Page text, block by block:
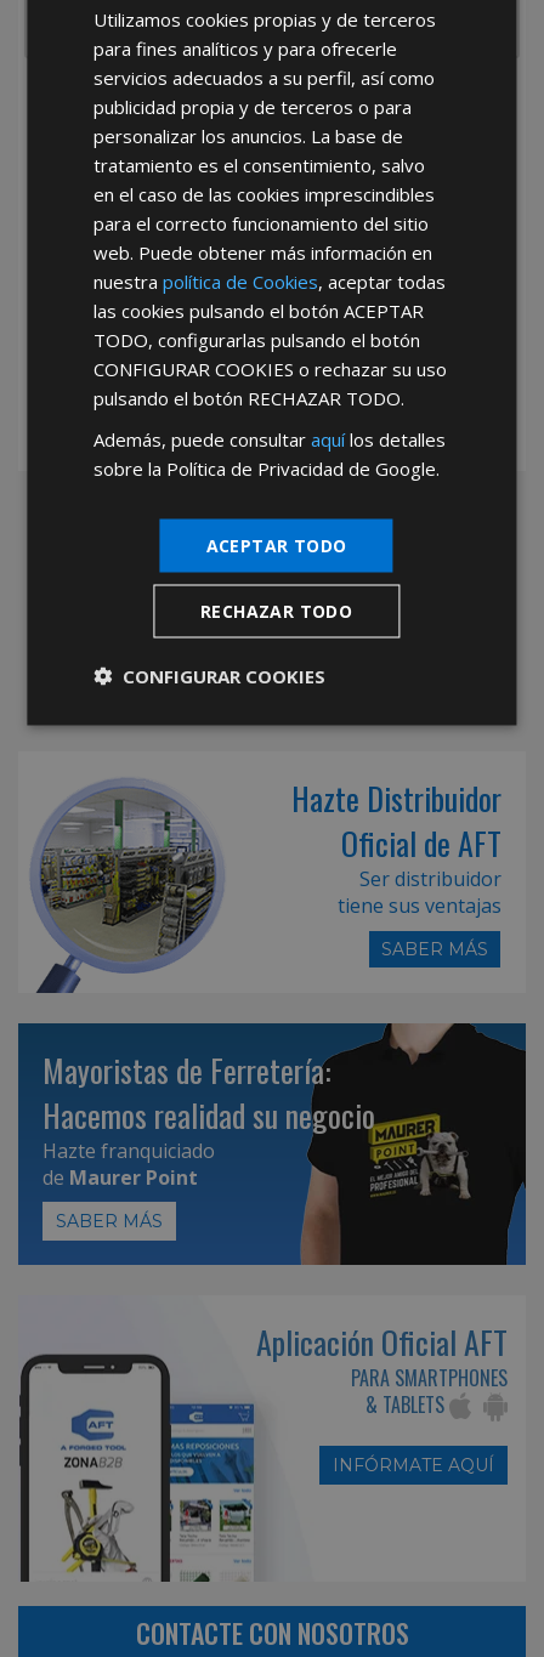
He leído y acepto la Política de Privacidad
*Abstenerse particulares, sólo venta a tiendas y empresas minoristas y
Hazte Distribuidor
Oficial de AFT
Ser distribuidor
tiene sus ventajas
SABER MÁS
Mayoristas de Ferretería:
Hacemos realidad su negocio
Hazte franquiciado
de Maurer Point
SABER MÁS
Aplicación Oficial AFT
PARA SMARTPHONES
& TABLETS
INFÓRMATE AQUÍ
CONTACTE CON NOSOTROS
Utilizamos cookies propias y de terceros
para fines analíticos y para ofrecerle
servicios adecuados a su perfil, así como
publicidad propia y de terceros o para
personalizar los anuncios. La base de
tratamiento es el consentimiento, salvo
en el caso de las cookies imprescindibles
para el correcto funcionamiento del sitio
web. Puede obtener más información en
nuestrapolítica de Cookies, aceptar todas
las cookies pulsando el botónACEPTAR
TODO, configurarlas pulsando el botón
CONFIGURAR COOKIES o rechazar su uso
pulsando el botón RECHAZAR TODO.
Además, puede consultaraquílos detalles
sobre la Política de Privacidad de Google.
ACEPTAR TODO
RECHAZAR TODO
CONFIGURAR COOKIES